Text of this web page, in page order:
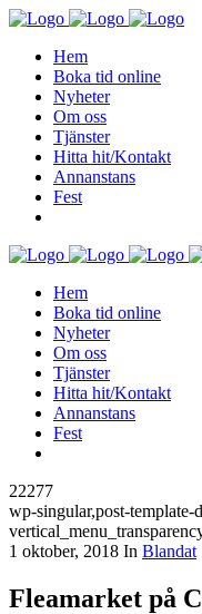
Hem
Boka tid online
Nyheter
Om oss
Tjänster
Hitta hit/Kontakt
Annanstans
Fest
Hem
Boka tid online
Nyheter
Om oss
Tjänster
Hitta hit/Kontakt
Annanstans
Fest
22277
wp-singular,post-template-
1 oktober, 2018 In Blandat
Fleamarket på